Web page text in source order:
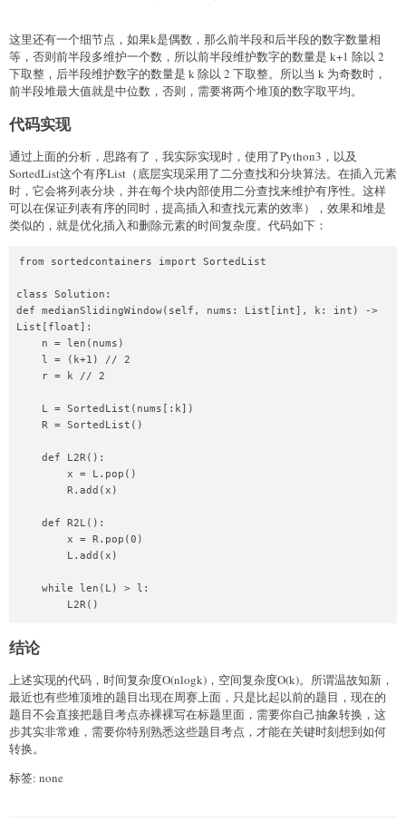
这里还有一个细节点，如果k是偶数，那么前半段和后半段的数字数量相
等，否则前半段多维护一个数，所以前半段维护数字的数量是 k+1 除以 2
下取整，后半段维护数字的数量是 k 除以 2 下取整。所以当 k 为奇数时，
前半段堆最大值就是中位数，否则，需要将两个堆顶的数字取平均。
代码实现
通过上面的分析，思路有了，我实际实现时，使用了Python3，以及
SortedList这个有序List（底层实现采用了二分查找和分块算法。在插入元素
时，它会将列表分块，并在每个块内部使用二分查找来维护有序性。这样
可以在保证列表有序的同时，提高插入和查找元素的效率），效果和堆是
类似的，就是优化插入和删除元素的时间复杂度。代码如下：
from sortedcontainers import SortedList
class Solution:
def medianSlidingWindow(self, nums: List[int], k: int) ->
List[float]:
    ans = []
    if l > r:
    else:
        ans.append((L[-1] + R[0]) / 2)
    for i in range(k, n):
        out_val = nums[i-k]
            L.remove(out_val)
结论
上述实现的代码，时间复杂度O(nlogk)，空间复杂度O(k)。所谓温故知新，
最近也有些堆顶堆的题目出现在周赛上面，只是比起以前的题目，现在的
题目不会直接把题目考点赤裸裸写在标题里面，需要你自己抽象转换，这
步其实非常难，需要你特别熟悉这些题目考点，才能在关键时刻想到如何
转换。
标签: none